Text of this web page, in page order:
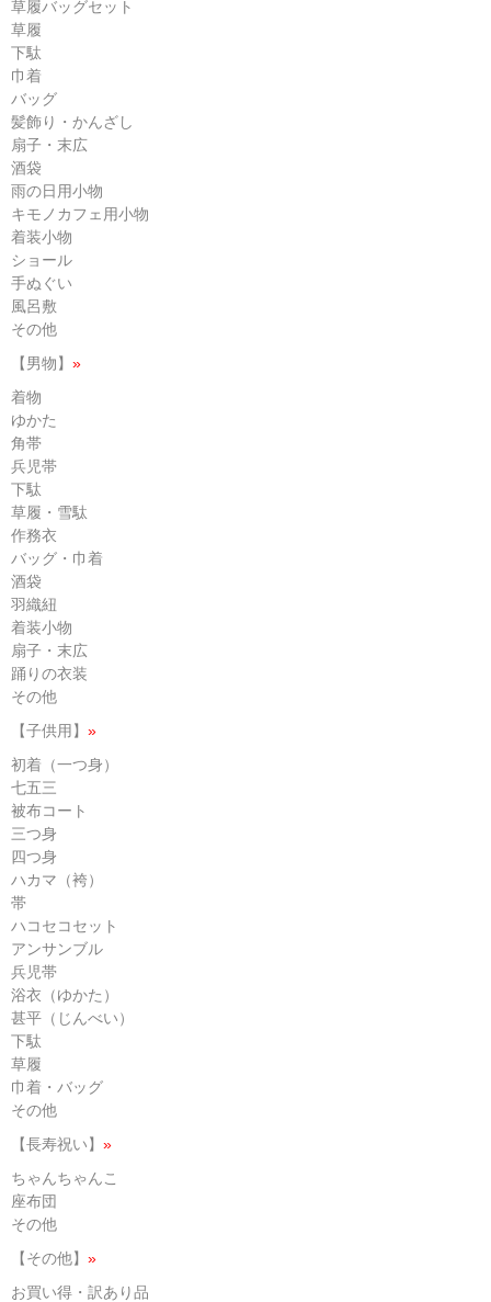
草履バッグセット
草履
下駄
巾着
バッグ
髪飾り・かんざし
扇子・末広
酒袋
雨の日用小物
キモノカフェ用小物
着装小物
ショール
手ぬぐい
風呂敷
その他
【男物】 »
着物
ゆかた
角帯
兵児帯
下駄
草履・雪駄
作務衣
バッグ・巾着
酒袋
羽織紐
着装小物
扇子・末広
踊りの衣装
その他
【子供用】 »
初着（一つ身）
七五三
被布コート
三つ身
四つ身
ハカマ（袴）
帯
ハコセコセット
アンサンブル
兵児帯
浴衣（ゆかた）
甚平（じんべい）
下駄
草履
巾着・バッグ
その他
【長寿祝い】 »
ちゃんちゃんこ
座布団
その他
【その他】 »
お買い得・訳あり品